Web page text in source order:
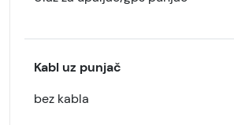
Kabl uz punjač
bez kabla